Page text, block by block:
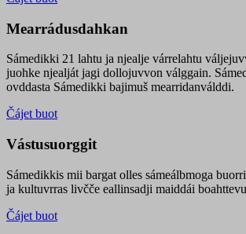
Mearrádusdahkan
Sámedikki 21 lahtu ja njealje várrelahtu
juohke njealját jagi dollojuvvon válggain.
ovddasta Sámedikki bajimuš mearridanválddi.
Čájet buot
Vástusuorggit
Sámedikkis mii bargat olles sámeálbmoga
ja kultuvrras livčče eallinsadji maiddái
Čájet buot